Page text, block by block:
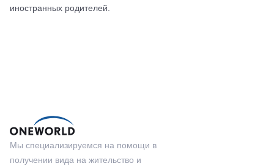
иностранных родителей.
Мы специализируемся на помощи в
получении вида на жительство и